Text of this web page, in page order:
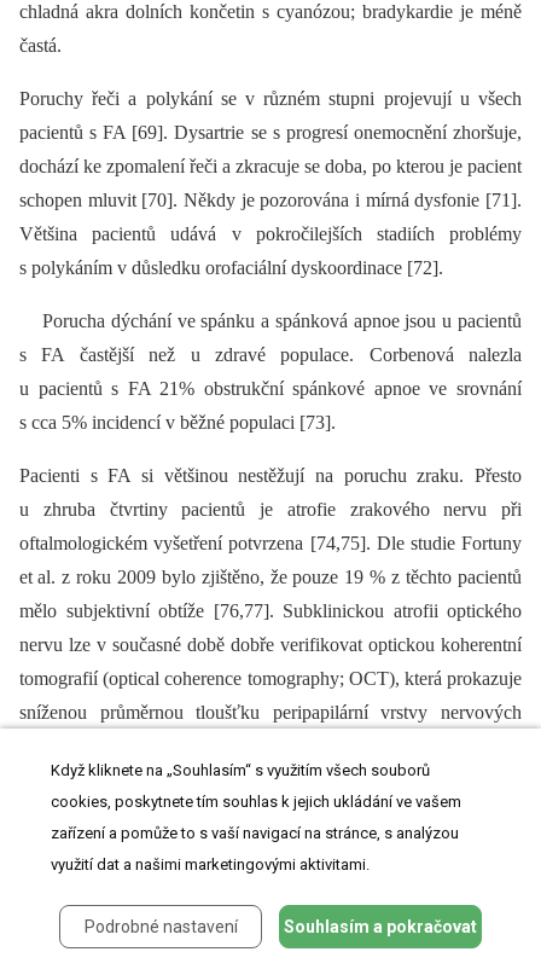
chladná akra dolních končetin s cyanózou; bradykardie je méně
častá.
Poruchy řeči a polykání se v různém stupni projevují u všech
pacientů s FA [69]. Dysartrie se s progresí onemocnění zhoršuje,
dochází ke zpomalení řeči a zkracuje se doba, po kterou je pacient
schopen mluvit [70]. Někdy je pozorována i mírná dysfonie [71].
Většina pacientů udává v pokročilejších stadiích problémy
s polykáním v důsledku orofaciální dyskoordinace [72].
Porucha dýchání ve spánku a spánková apnoe jsou u pacientů
s FA častější než u zdravé populace. Corbenová nalezla
u pacientů s FA 21% obstrukční spánkové apnoe ve srovnání
s cca 5% incidencí v běžné populaci [73].
Pacienti s FA si většinou nestěžují na poruchu zraku. Přesto
u zhruba čtvrtiny pacientů je atrofie zrakového nervu při
oftalmologickém vyšetření potvrzena [74,75]. Dle studie Fortuny
et al. z roku 2009 bylo zjištěno, že pouze 19 % z těchto pacientů
mělo subjektivní obtíže [76,77]. Subklinickou atrofii optického
nervu lze v současné době dobře verifikovat optickou koherentní
tomografií (optical coherence tomography; OCT), která prokazuje
sníženou průměrnou tloušťku peripapilární vrstvy nervových
rozdíl od neuropatií zrakového nervu u jiných mitochondriálních
onemocnění je u FA zachován papilomakulární svazek, což vede
k lepší zrakové ostrosti. Ukazuje se, že pro jednoduchou detekci
kontrastní citlivosti než zrakové ostrosti či perimetru [78]. Shrnutí
neuro-oftalmických příznaků ukazuje obr. 2.
Když kliknete na „Souhlasím“ s využitím všech souborů
cookies, poskytnete tím souhlas k jejich ukládání ve vašem
zařízení a pomůže to s vaší navigací na stránce, s analýzou
využití dat a našimi marketingovými aktivitami.
Podrobné nastavení Souhlasím a pokračovat